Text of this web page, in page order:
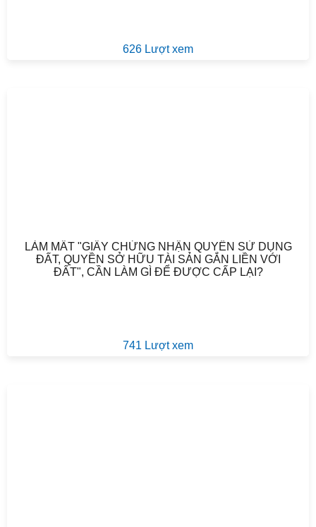
626 Lượt xem
LÀM MẤT "GIẤY CHỨNG NHẬN QUYỀN SỬ DỤNG
ĐẤT, QUYỀN SỞ HỮU TÀI SẢN GẮN LIỀN VỚI
ĐẤT", CẦN LÀM GÌ ĐỂ ĐƯỢC CẤP LẠI?
741 Lượt xem